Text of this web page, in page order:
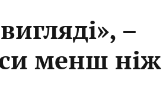
–
менш ніж